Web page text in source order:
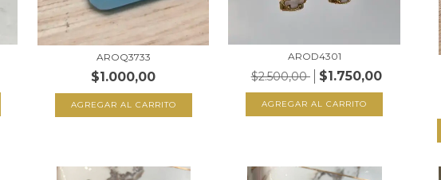
AROQ3733
$1.000,00
AGREGAR AL CARRITO
AROD4301
$2.500,00 $1.750,00
AGREGAR AL CARRITO